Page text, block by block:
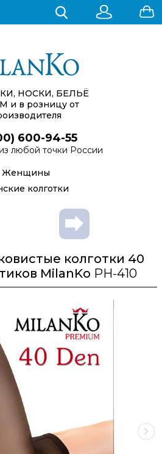
НОСКИ, БЕЛЬЁ
и в розницу от
600-94-55
любой точки России
Женщины
колготки
колготки 40
MilanKo PH-410